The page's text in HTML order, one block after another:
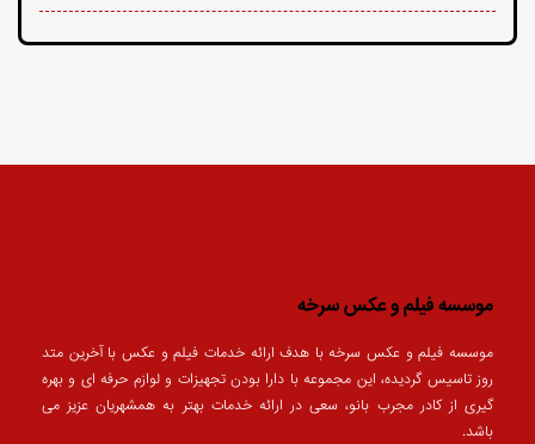
موسسه فیلم و عکس سرخه
موسسه فیلم و عکس سرخه با هدف ارائه خدمات فیلم و عکس با آخرین متد
روز تاسیس گردیده، این مجموعه با دارا بودن تجهیزات و لوازم حرفه ای و بهره
گیری از کادر مجرب بانو، سعی در ارائه خدمات بهتر به همشهریان عزیز می
باشد.